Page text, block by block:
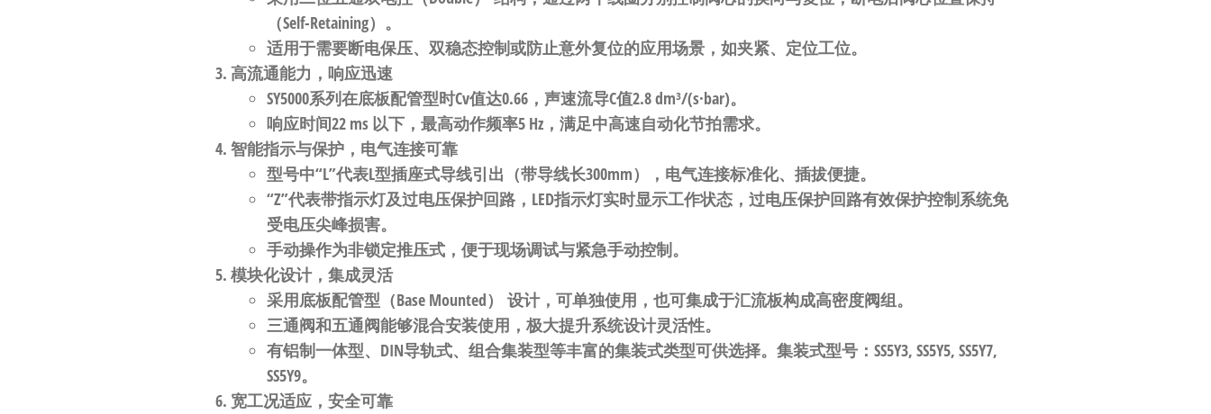
（Self-Retaining） 。
适用于需要断电保压、双稳态控制或防止意外复位的应用场景，如夹紧、定位工位。
高流通能力，响应迅速
SY5000系列在底板配管型时Cv值达0.66 ，声速流导C值2.8 dm³/(s·bar)。
响应时间22 ms 以下 ，最高动作频率5 Hz ，满足中高速自动化节拍需求。
智能指示与保护，电气连接可靠
型号中“L”代表L型插座式导线引出 （带导线长300mm），电气连接标准化、插拔便捷。
“Z”代表带指示灯及过电压保护回路 ，LED指示灯实时显示工作状态，过电压保护回路有效保护控制系统免
受电压尖峰损害。
手动操作为非锁定推压式 ，便于现场调试与紧急手动控制。
模块化设计，集成灵活
采用底板配管型（Base Mounted） 设计，可单独使用，也可集成于汇流板构成高密度阀组。
三通阀和五通阀能够混合安装使用 ，极大提升系统设计灵活性。
有铝制一体型、DIN导轨式、组合集装型等丰富的集装式类型可供选择。集装式型号： SS5Y3, SS5Y5, SS5Y7,
SS5Y9。
宽工况适应，安全可靠